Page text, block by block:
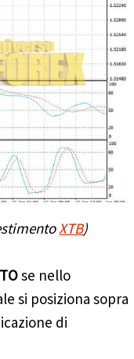
XTB)
se nello
si posiziona sopra
di